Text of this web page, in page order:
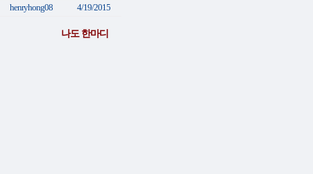
henryhong08 4/19/2015
나도 한마디